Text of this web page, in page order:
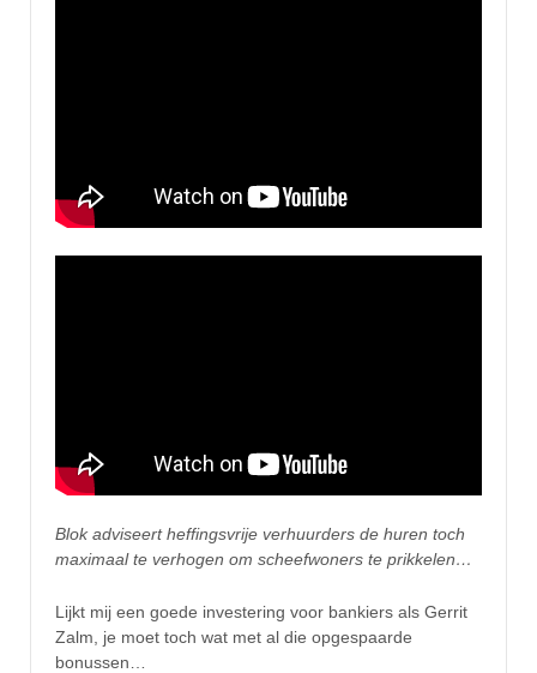
Blok adviseert heffingsvrije verhuurders de huren toch
maximaal te verhogen om scheefwoners te prikkelen…
Lijkt mij een goede investering voor bankiers als Gerrit
Zalm, je moet toch wat met al die opgespaarde
bonussen…